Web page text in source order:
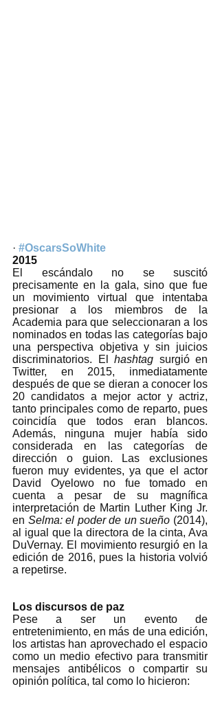
· #OscarsSoWhite
2015
El escándalo no se suscitó
precisamente en la gala, sino que fue
un movimiento virtual que intentaba
presionar a los miembros de la
Academia para que seleccionaran a los
nominados en todas las categorías bajo
una perspectiva objetiva y sin juicios
discriminatorios. El hashtag surgió en
Twitter, en 2015, inmediatamente
después de que se dieran a conocer los
20 candidatos a mejor actor y actriz,
tanto principales como de reparto, pues
coincidía que todos eran blancos.
Además, ninguna mujer había sido
considerada en las categorías de
dirección o guion. Las exclusiones
fueron muy evidentes, ya que el actor
David Oyelowo no fue tomado en
cuenta a pesar de su magnífica
interpretación de Martin Luther King Jr.
en Selma: el poder de un sueño (2014),
al igual que la directora de la cinta, Ava
DuVernay. El movimiento resurgió en la
edición de 2016, pues la historia volvió
a repetirse.
Los discursos de paz
Pese a ser un evento de
entretenimiento, en más de una edición,
los artistas han aprovechado el espacio
como un medio efectivo para transmitir
mensajes antibélicos o compartir su
opinión política, tal como lo hicieron: